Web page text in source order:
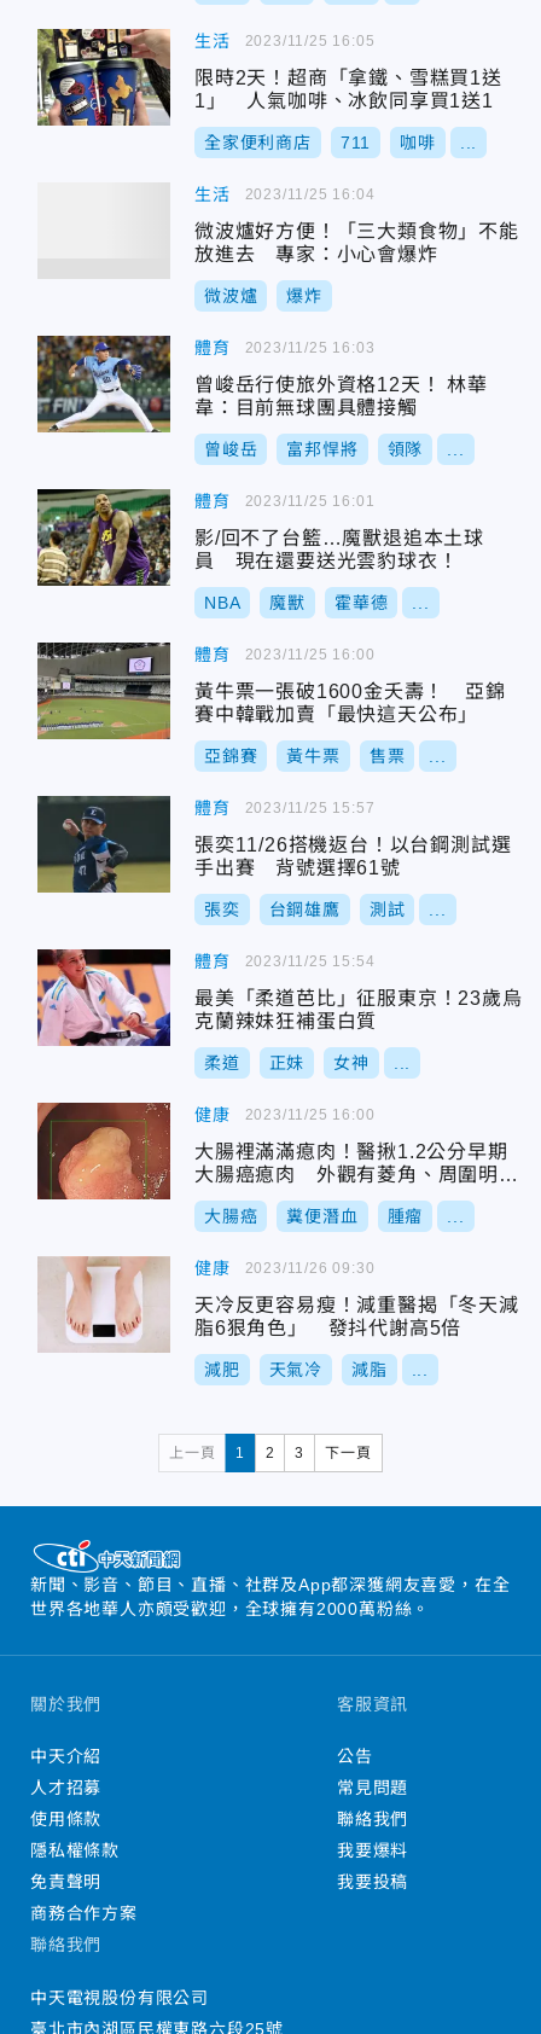
生活
限時2天！超商「拿鐵、雪糕買1送
1」 人氣咖啡、冰飲同享買1送1
全家便利商店 711 咖啡
2023/11/25 16:05
生活
微波爐好方便！「三大類食物」不能
放進去 專家：小心會爆炸
微波爐 爆炸
2023/11/25 16:04
體育
曾峻岳行使旅外資格12天！ 林華
韋：目前無球團具體接觸
曾峻岳 富邦悍將 領隊
2023/11/25 16:03
體育
影/回不了台籃…魔獸退追本土球
員 現在還要送光雲豹球衣！
NBA 魔獸 霍華德
2023/11/25 16:01
體育
黃牛票一張破1600金夭壽！ 亞錦
賽中韓戰加賣「最快這天公布」
亞錦賽 黃牛票 售票
2023/11/25 16:00
體育
張奕11/26搭機返台！以台鋼測試選
手出賽 背號選擇61號
張奕 台鋼雄鷹 測試
2023/11/25 15:57
體育
最美「柔道芭比」征服東京！23歲烏
克蘭辣妹狂補蛋白質
柔道 正妹 女神
2023/11/25 15:54
健康
大腸裡滿滿瘜肉！醫揪1.2公分早期
大腸癌瘜肉 外觀有菱角、周圍明顯
雞皮
大腸癌 糞便潛血 腫瘤
2023/11/25 16:00
健康
天冷反更容易瘦！減重醫揭「冬天減
脂6狠角色」 發抖代謝高5倍
減肥 天氣冷 減脂
2023/11/26 09:30
上一頁 1 2 3 下一頁
新聞、影音、節目、直播、社群及App都深獲網友喜愛，在全
世界各地華人亦頗受歡迎，全球擁有2000萬粉絲。
關於我們
中天介紹
人才招募
使用條款
隱私權條款
免責聲明
商務合作方案
客服資訊
公告
常見問題
聯絡我們
我要爆料
我要投稿
聯絡我們
中天電視股份有限公司
臺北市內湖區民權東路六段25號